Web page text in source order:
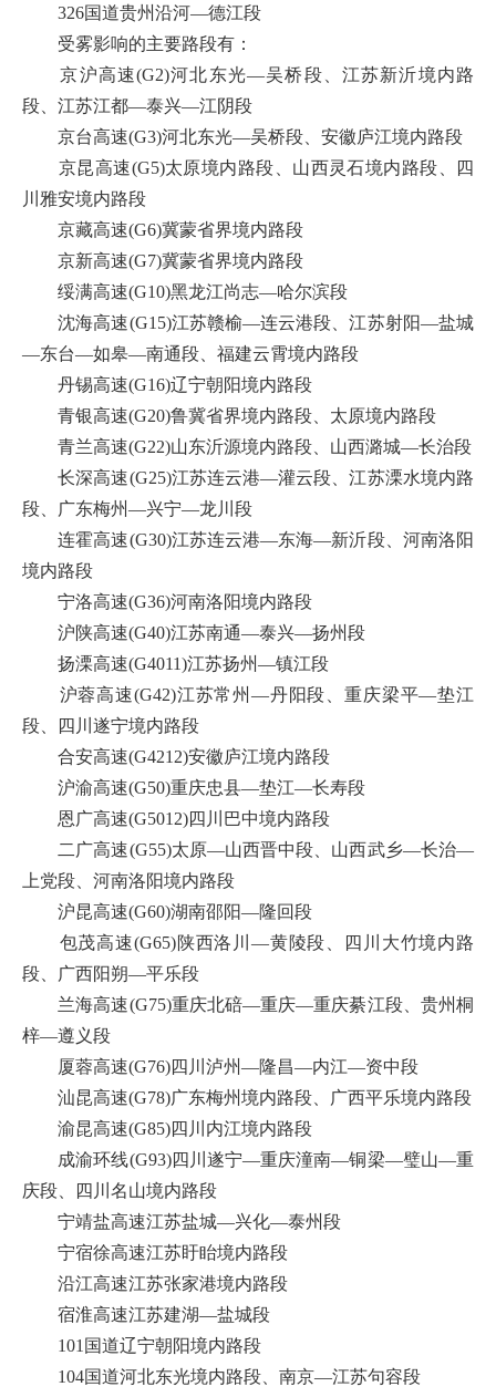
326国道贵州沿河—德江段
受雾影响的主要路段有：
京沪高速(G2)河北东光—吴桥段、江苏新沂境内路
段、江苏江都—泰兴—江阴段
京台高速(G3)河北东光—吴桥段、安徽庐江境内路段
京昆高速(G5)太原境内路段、山西灵石境内路段、四
川雅安境内路段
京藏高速(G6)冀蒙省界境内路段
京新高速(G7)冀蒙省界境内路段
绥满高速(G10)黑龙江尚志—哈尔滨段
沈海高速(G15)江苏赣榆—连云港段、江苏射阳—盐城
—东台—如皋—南通段、福建云霄境内路段
丹锡高速(G16)辽宁朝阳境内路段
青银高速(G20)鲁冀省界境内路段、太原境内路段
青兰高速(G22)山东沂源境内路段、山西潞城—长治段
长深高速(G25)江苏连云港—灌云段、江苏溧水境内路
段、广东梅州—兴宁—龙川段
连霍高速(G30)江苏连云港—东海—新沂段、河南洛阳
境内路段
宁洛高速(G36)河南洛阳境内路段
沪陕高速(G40)江苏南通—泰兴—扬州段
扬溧高速(G4011)江苏扬州—镇江段
沪蓉高速(G42)江苏常州—丹阳段、重庆梁平—垫江
段、四川遂宁境内路段
合安高速(G4212)安徽庐江境内路段
沪渝高速(G50)重庆忠县—垫江—长寿段
恩广高速(G5012)四川巴中境内路段
二广高速(G55)太原—山西晋中段、山西武乡—长治—
上党段、河南洛阳境内路段
沪昆高速(G60)湖南邵阳—隆回段
包茂高速(G65)陕西洛川—黄陵段、四川大竹境内路
段、广西阳朔—平乐段
兰海高速(G75)重庆北碚—重庆—重庆綦江段、贵州桐
梓—遵义段
厦蓉高速(G76)四川泸州—隆昌—内江—资中段
汕昆高速(G78)广东梅州境内路段、广西平乐境内路段
渝昆高速(G85)四川内江境内路段
成渝环线(G93)四川遂宁—重庆潼南—铜梁—璧山—重
庆段、四川名山境内路段
宁靖盐高速江苏盐城—兴化—泰州段
宁宿徐高速江苏盱眙境内路段
沿江高速江苏张家港境内路段
宿淮高速江苏建湖—盐城段
101国道辽宁朝阳境内路段
104国道河北东光境内路段、南京—江苏句容段